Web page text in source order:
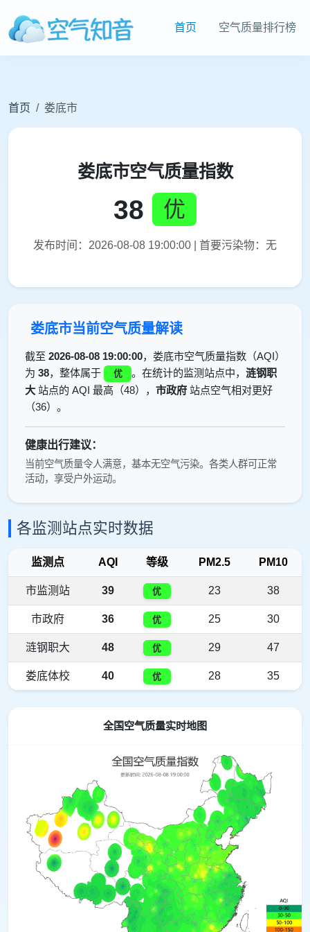
首页 空气质量排行榜
首页 娄底市
娄底市空气质量指数
38 优
发布时间：2026-08-08 19:00:00 | 首要污染物：无
娄底市当前空气质量解读
截至 2026-08-08 19:00:00，娄底市空气质量指数（AQI）
为 38，整体属于 优 。在统计的监测站点中， 涟钢职
大 站点的 AQI 最高（48）， 市政府 站点空气相对更好
（36）。
健康出行建议：
当前空气质量令人满意，基本无空气污染。各类人群可正常
活动，享受户外运动。
各监测站点实时数据
监测点 AQI 等级 PM2.5 PM10
市监测站 39 优 23 38
市政府 36 优 25 30
涟钢职大 48 优 29 47
娄底体校 40 优 28 35
全国空气质量实时地图